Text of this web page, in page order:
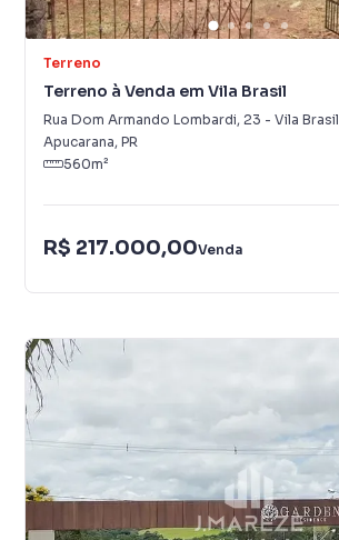
Terreno
Terreno à Venda em Vila Brasil
Rua Dom Armando Lombardi, 23 - Vila Brasil
Apucarana, PR
560m²
R$ 217.000,00Venda